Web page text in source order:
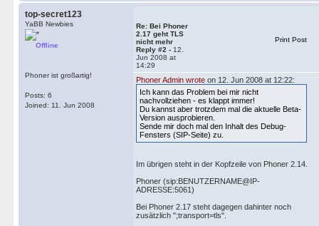
top-secret123
YaBB Newbies
Offline
Phoner ist großartig!
Posts: 6
Joined: 11. Jun 2008
Re: Bei Phoner
2.17 geht TLS
nicht mehr
Reply #2 - 12.
Jun 2008 at
14:29
Print Post
Phoner Admin wrote on 12. Jun 2008 at 12:22:
Ich kann das Problem bei mir nicht
nachvollziehen - es klappt immer!
Du kannst aber trotzdem mal die aktuelle Beta-
Version ausprobieren.
Sende mir doch mal den Inhalt des Debug-
Fensters (SIP-Seite) zu.
Im übrigen steht in der Kopfzeile von Phoner 2.14.
Phoner (sip:BENUTZERNAME@IP-
ADRESSE:5061)
Bei Phoner 2.17 steht dagegen dahinter noch
zusätzlich ";transport=tls".